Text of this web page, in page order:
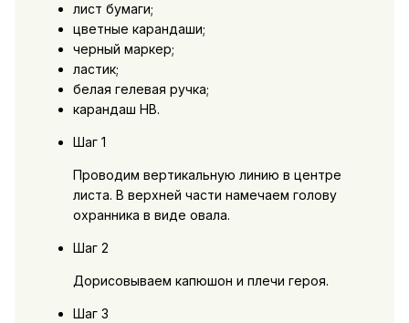
лист бумаги;
цветные карандаши;
черный маркер;
ластик;
белая гелевая ручка;
карандаш НВ.
Шаг 1
Проводим вертикальную линию в центре
листа. В верхней части намечаем голову
охранника в виде овала.
Шаг 2
Дорисовываем капюшон и плечи героя.
Шаг 3